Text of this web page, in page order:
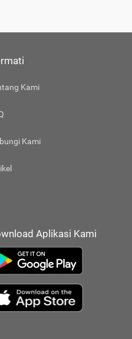
Kami
Kami
Aplikasi Kami